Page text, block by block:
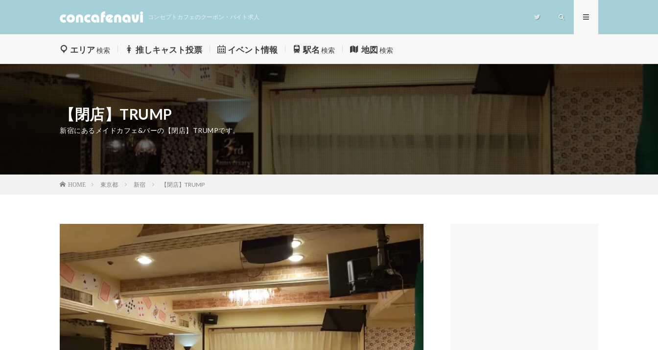
コンセプトカフェのクーポン・バイト求人
エリア検索 推しキャスト投票 イベント情報 駅名 検索 地図 検索
【閉店】TRUMP
新宿にあるメイドカフェ&バーの【閉店】TRUMPです。
HOME 東京都 新宿 【閉店】TRUMP